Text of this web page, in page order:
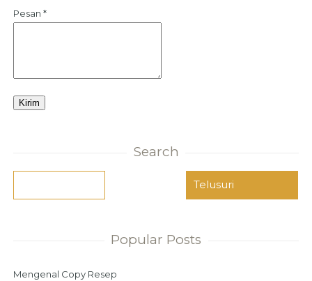
Pesan*
Search
Popular Posts
Mengenal Copy Resep